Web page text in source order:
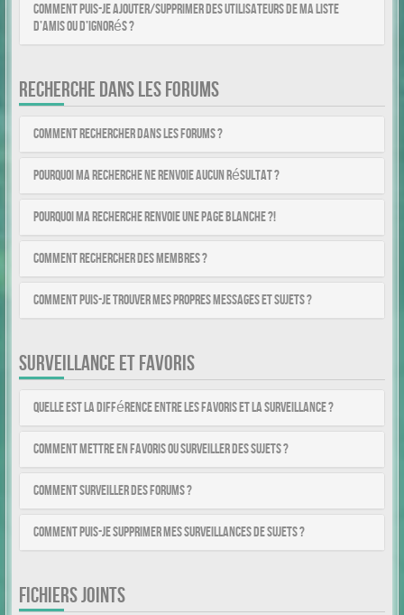
Comment puis-je ajouter/supprimer des utilisateurs de ma liste
d’amis ou d’ignorés ?
RECHERCHE DANS LES FORUMS
Comment rechercher dans les forums ?
Pourquoi ma recherche ne renvoie aucun résultat ?
Pourquoi ma recherche renvoie une page blanche ?!
Comment rechercher des membres ?
Comment puis-je trouver mes propres messages et sujets ?
SURVEILLANCE ET FAVORIS
Quelle est la différence entre les favoris et la surveillance ?
Comment mettre en favoris ou surveiller des sujets ?
Comment surveiller des forums ?
Comment puis-je supprimer mes surveillances de sujets ?
FICHIERS JOINTS